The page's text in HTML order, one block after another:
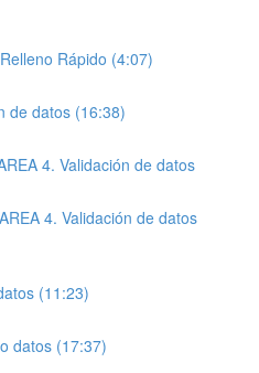
Rápido (4:07)
de datos (16:38)
4. Validación de datos
4. Validación de datos
(11:23)
datos (17:37)